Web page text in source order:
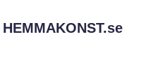
HEMMAKONST.se